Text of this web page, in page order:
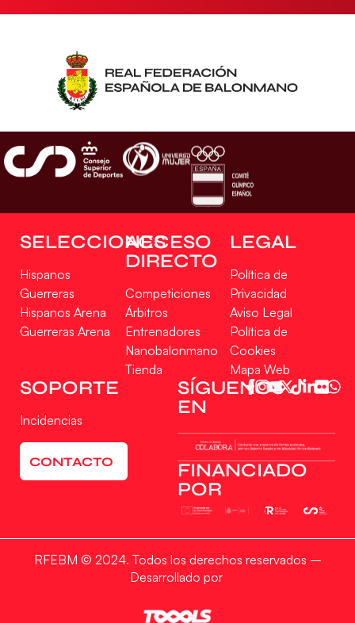
SELECCIONES
Hispanos
Guerreras
Hispanos Arena
Guerreras Arena
ACCESO
DIRECTO
Competiciones
Árbitros
Entrenadores
Nanobalonmano
Tienda
LEGAL
Política de
Privacidad
Aviso Legal
Política de
Cookies
Mapa Web
SOPORTE
Incidencias
CONTACTO
SÍGUENOS
EN
FINANCIADO
POR
RFEBM © 2024. Todos los derechos reservados –
Desarrollado por